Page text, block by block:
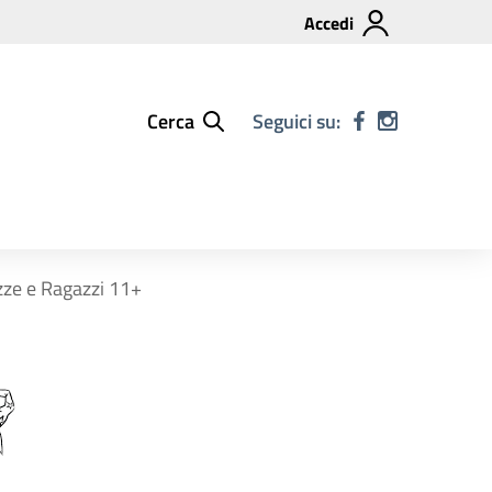
Accedi
Cerca Seguici su:
e Ragazzi 11+